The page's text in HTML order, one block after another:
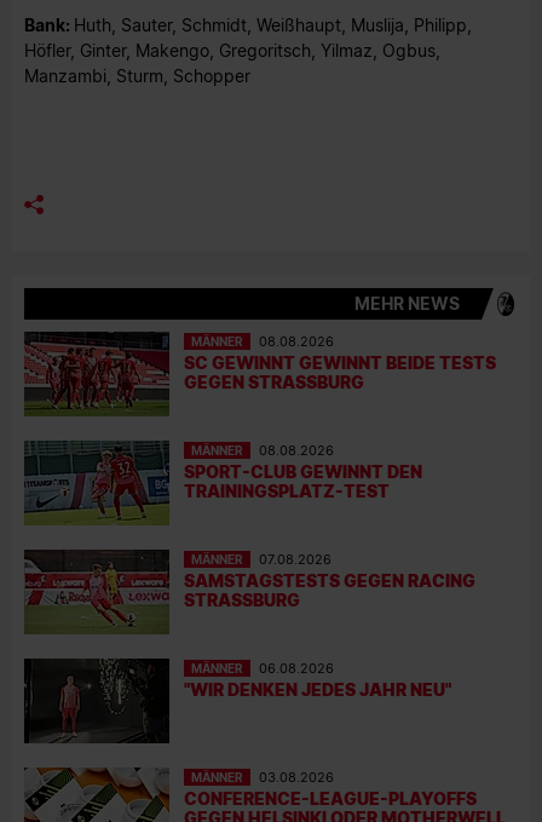
Bank: Huth, Sauter, Schmidt, Weißhaupt, Muslija, Philipp,
Höfler, Ginter, Makengo, Gregoritsch, Yilmaz, Ogbus,
Manzambi, Sturm, Schopper
MEHR NEWS
MÄNNER 08.08.2026
SC GEWINNT GEWINNT BEIDE TESTS
GEGEN STRASSBURG
MÄNNER 08.08.2026
SPORT-CLUB GEWINNT DEN
TRAININGSPLATZ-TEST
MÄNNER 07.08.2026
SAMSTAGSTESTS GEGEN RACING
STRASSBURG
MÄNNER 06.08.2026
"WIR DENKEN JEDES JAHR NEU"
MÄNNER 03.08.2026
CONFERENCE-LEAGUE-PLAYOFFS
GEGEN HELSINKI ODER MOTHERWELL